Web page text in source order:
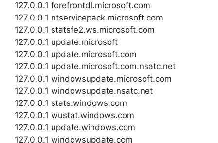
127.0.0.1 forefrontdl.microsoft.com
127.0.0.1 ntservicepack.microsoft.com
127.0.0.1 statsfe2.ws.microsoft.com
127.0.0.1 update.microsoft
127.0.0.1 update.microsoft.com
127.0.0.1 update.microsoft.com.nsatc.net
127.0.0.1 windowsupdate.microsoft.com
127.0.0.1 windowsupdate.nsatc.net
127.0.0.1 stats.windows.com
127.0.0.1 wustat.windows.com
127.0.0.1 update.windows.com
127.0.0.1 windowsupdate.com